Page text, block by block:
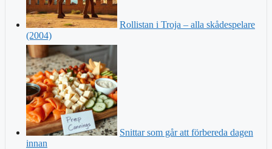
Rollistan i Troja – alla skådespelare
(2004)
Snittar som går att förbereda dagen
innan